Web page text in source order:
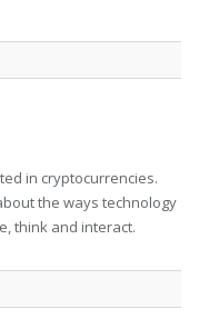
in cryptocurrencies.
the ways technology
think and interact.